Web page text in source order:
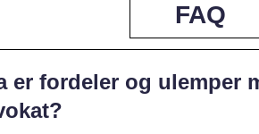
FAQ
er fordeler og ulemper